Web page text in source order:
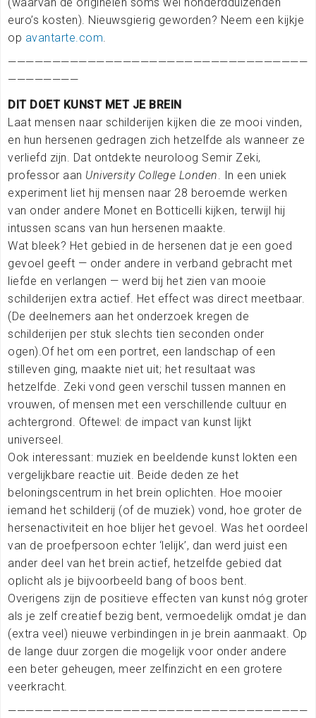
euro’s kosten). Nieuwsgierig geworden? Neem een kijkje
op avantarte.com.
——————————————————————————————————
————————
DIT DOET KUNST MET JE BREIN
Laat mensen naar schilderijen kijken die ze mooi vinden,
en hun hersenen gedragen zich hetzelfde als wanneer ze
verliefd zijn. Dat ontdekte neuroloog Semir Zeki,
professor aan University College Londen. In een uniek
experiment liet hij mensen naar 28 beroemde werken
van onder andere Monet en Botticelli kijken, terwijl hij
intussen scans van hun hersenen maakte.
Wat bleek? Het gebied in de hersenen dat je een goed
gevoel geeft — onder andere in verband gebracht met
liefde en verlangen — werd bij het zien van mooie
schilderijen extra actief. Het effect was direct meetbaar.
(De deelnemers aan het onderzoek kregen de
schilderijen per stuk slechts tien seconden onder
ogen).Of het om een portret, een landschap of een
stilleven ging, maakte niet uit; het resultaat was
hetzelfde. Zeki vond geen verschil tussen mannen en
vrouwen, of mensen met een verschillende cultuur en
achtergrond. Oftewel: de impact van kunst lijkt
universeel.
Ook interessant: muziek en beeldende kunst lokten een
vergelijkbare reactie uit. Beide deden ze het
beloningscentrum in het brein oplichten. Hoe mooier
iemand het schilderij (of de muziek) vond, hoe groter de
hersenactiviteit en hoe blijer het gevoel. Was het oordeel
van de proefpersoon echter ‘lelijk’, dan werd juist een
ander deel van het brein actief, hetzelfde gebied dat
oplicht als je bijvoorbeeld bang of boos bent.
Overigens zijn de positieve effecten van kunst nóg groter
als je zelf creatief bezig bent, vermoedelijk omdat je dan
(extra veel) nieuwe verbindingen in je brein aanmaakt. Op
de lange duur zorgen die mogelijk voor onder andere
een beter geheugen, meer zelfinzicht en een grotere
veerkracht.
——————————————————————————————————